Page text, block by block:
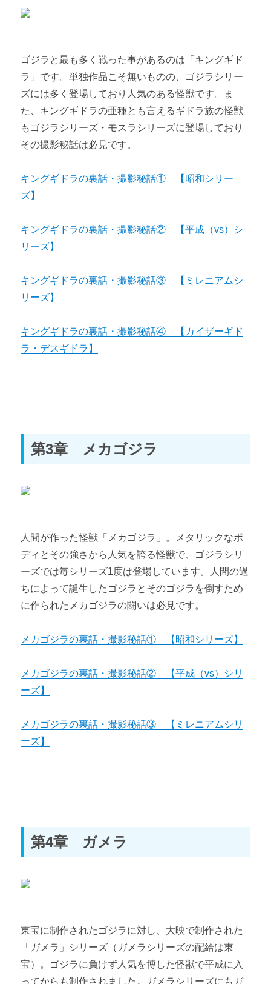
ゴジラと最も多く戦った事があるのは「キングギド
ラ」です。単独作品こそ無いものの、ゴジラシリー
ズには多く登場しており人気のある怪獣です。ま
た、キングギドラの亜種とも言えるギドラ族の怪獣
もゴジラシリーズ・モスラシリーズに登場しており
その撮影秘話は必見です。
キングギドラの裏話・撮影秘話① 【昭和シリー
ズ】
キングギドラの裏話・撮影秘話② 【平成（vs）シ
リーズ】
キングギドラの裏話・撮影秘話③ 【ミレニアムシ
リーズ】
キングギドラの裏話・撮影秘話④ 【カイザーギド
ラ・デスギドラ】
第3章 メカゴジラ
人間が作った怪獣「メカゴジラ」。メタリックなボ
ディとその強さから人気を誇る怪獣で、ゴジラシリ
ーズでは毎シリーズ1度は登場しています。人間の過
ちによって誕生したゴジラとそのゴジラを倒すため
に作られたメカゴジラの闘いは必見です。
メカゴジラの裏話・撮影秘話① 【昭和シリーズ】
メカゴジラの裏話・撮影秘話② 【平成（vs）シリ
ーズ】
メカゴジラの裏話・撮影秘話③ 【ミレニアムシリ
ーズ】
第4章 ガメラ
東宝に制作されたゴジラに対し、大映で制作された
「ガメラ」シリーズ（ガメラシリーズの配給は東
宝）。ゴジラに負けず人気を博した怪獣で平成に入
ってからも制作されました。ガメラシリーズにもガ